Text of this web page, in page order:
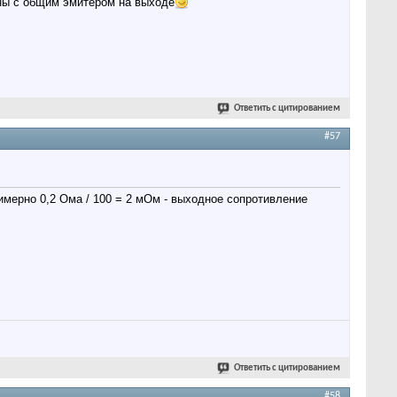
Ответить с цитированием
#57
0,2 Ома / 100 = 2 мОм - выходное сопротивление
Ответить с цитированием